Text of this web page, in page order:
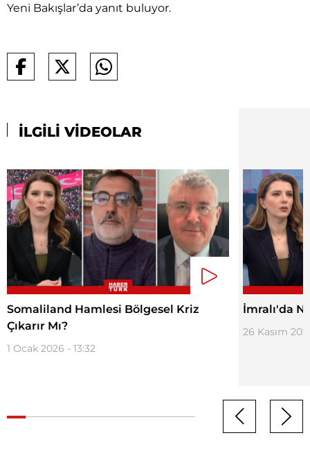
Yeni Bakışlar’da yanıt buluyor.
İLGİLİ VİDEOLAR
Somaliland Hamlesi Bölgesel Kriz
Çıkarır Mı?
1 Ocak 2026 - 13:32
İmralı'da
26 Kasım